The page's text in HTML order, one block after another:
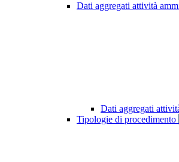
Dati aggregati attività
Dati aggregati
Tipologie di procedimento